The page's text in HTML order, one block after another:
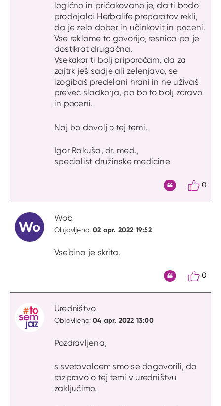
logično in pričakovano je, da ti bodo
prodajalci Herbalife preparatov rekli,
da je zelo dober in učinkovit in poceni.
Vse reklame to govorijo, resnica pa je
dostikrat drugačna.
Vsekakor ti bolj priporočam, da za
zajtrk ješ sadje ali zelenjavo, se
izogibaš predelani hrani in ne uživaš
preveč sladkorja, pa bo to bolj zdravo
in poceni.
Naj bo dovolj o tej temi.
Igor Rakuša, dr. med.,
specialist družinske medicine
0
Wo
Wob
Objavljeno:02 apr. 2022 19:52
Vsebina je skrita.
0
Uredništvo
Objavljeno:04 apr. 2022 13:00
Pozdravljena,
s svetovalcem smo se dogovorili, da
razpravo o tej temi v uredništvu
zaključimo.